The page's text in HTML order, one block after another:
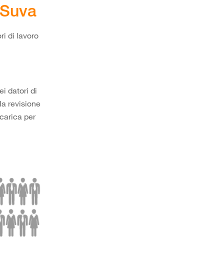
di lavoro
datori di
revisione
per